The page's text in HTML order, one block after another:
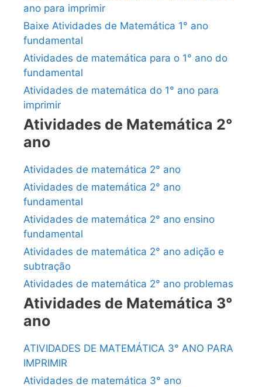
ano para imprimir
Baixe Atividades de Matemática 1° ano
fundamental
Atividades de matemática para o 1° ano do
fundamental
Atividades de matemática do 1° ano para
imprimir
Atividades de Matemática 2°
ano
Atividades de matemática 2° ano
Atividades de matemática 2° ano
fundamental
Atividades de matemática 2° ano ensino
fundamental
Atividades de matemática 2° ano adição e
subtração
Atividades de matemática 2° ano problemas
Atividades de Matemática 3°
ano
ATIVIDADES DE MATEMÁTICA 3° ANO PARA
IMPRIMIR
Atividades de matemática 3° ano